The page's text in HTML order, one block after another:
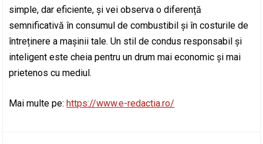
simple, dar eficiente, și vei observa o diferență
semnificativă în consumul de combustibil și în costurile de
întreținere a mașinii tale. Un stil de condus responsabil și
inteligent este cheia pentru un drum mai economic și mai
prietenos cu mediul.
Mai multe pe:https://www.e-redactia.ro/